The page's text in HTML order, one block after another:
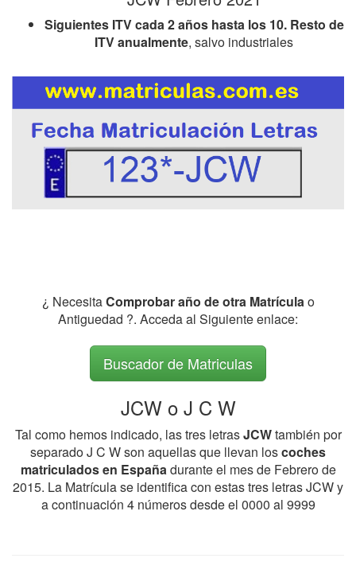
Siguientes ITV cada 2 años hasta los 10. Resto de
ITV anualmente, salvo industriales
¿ NecesitaComprobar año de otra Matrículao
Antiguedad ?. Acceda al Siguiente enlace:
Buscador de Matriculas
JCW o J C W
Tal como hemos indicado, las tres letrasJCWtambién por
separado J C W son aquellas que llevan loscoches
matriculados en Españadurante el mes de Febrero de
2015. La Matrícula se identifica con estas tres letras JCW y
a continuación 4 números desde el 0000 al 9999